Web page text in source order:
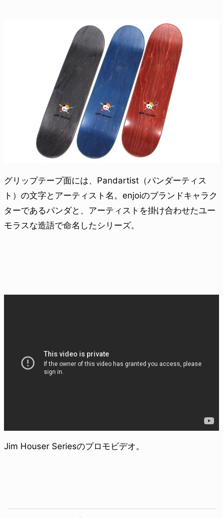
グリップテープ面には、Pandartist（パンダーティス
ト）の文字とアーティスト名。enjoiのブランドキャラク
ターであるパンダと、アーティストを掛け合わせたユー
モラスな造語で命名したシリーズ。
Jim Houser Seriesのプロモビデオ。